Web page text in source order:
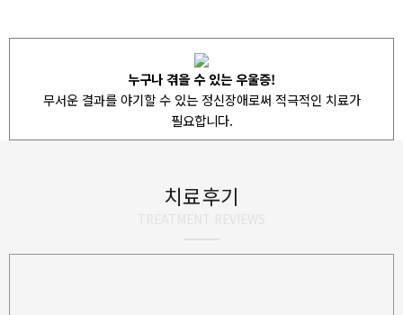
누구나 겪을 수 있는 우울증!
무서운 결과를 야기할 수 있는 정신장애로써 적극적인 치료가
필요합니다.
치료후기